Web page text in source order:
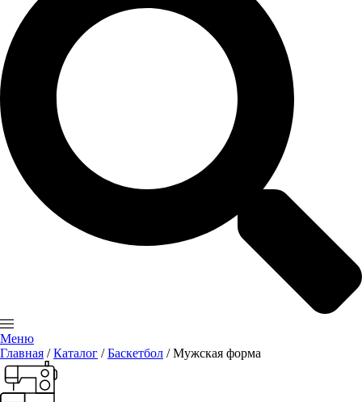
Меню
Главная /Каталог /Баскетбол / Мужская форма